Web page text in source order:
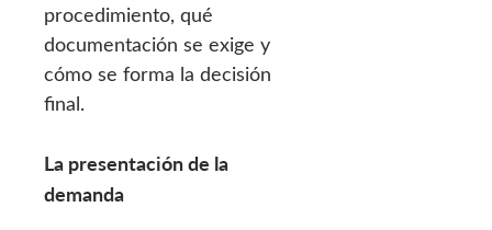
procedimiento, qué
documentación se exige y
cómo se forma la decisión
final.
La presentación de la
demanda